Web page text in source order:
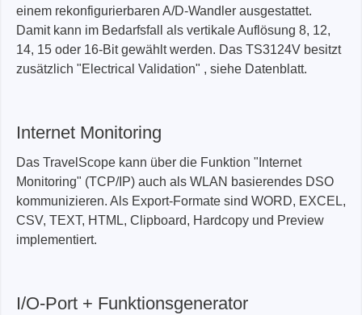
einem rekonfigurierbaren A/D-Wandler ausgestattet.
Damit kann im Bedarfsfall als vertikale Auflösung 8, 12,
14, 15 oder 16-Bit gewählt werden. Das TS3124V besitzt
zusätzlich "Electrical Validation" , siehe Datenblatt.
Internet Monitoring
Das TravelScope kann über die Funktion "Internet
Monitoring" (TCP/IP) auch als WLAN basierendes DSO
kommunizieren. Als Export-Formate sind WORD, EXCEL,
CSV, TEXT, HTML, Clipboard, Hardcopy und Preview
implementiert.
I/O-Port + Funktionsgenerator